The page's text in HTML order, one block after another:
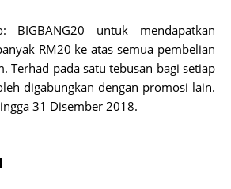
BIGBANG20 untuk mendapatkan
RM20 ke atas semua pembelian
Terhad pada satu tebusan bagi setiap
digabungkan dengan promosi lain.
31 Disember 2018.